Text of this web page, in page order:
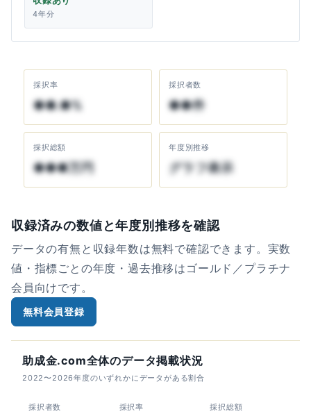
4年分
採択率
●●.●%
採択者数
●●件
採択総額
●●●万円
年度別推移
グラフ表示
収録済みの数値と年度別推移を確認
データの有無と収録年数は無料で確認できます。実数
値・指標ごとの年度・過去推移はゴールド／プラチナ
会員向けです。
無料会員登録
助成金.com全体のデータ掲載状況
2022〜2026年度のいずれかにデータがある割合
採択者数 採択率 採択総額